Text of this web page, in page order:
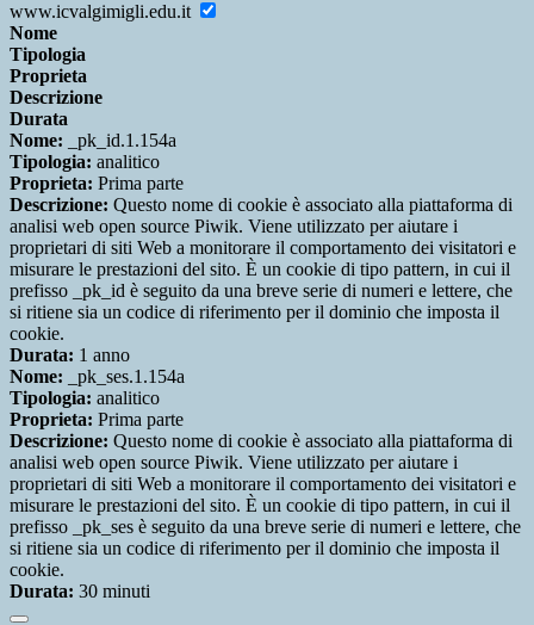
www.icvalgimigli.edu.it
Nome
Tipologia
Proprieta
Descrizione
Durata
Nome: _pk_id.1.154a
Tipologia: analitico
Proprieta: Prima parte
Descrizione: Questo nome di cookie è associato alla piattaforma di
analisi web open source Piwik. Viene utilizzato per aiutare i
proprietari di siti Web a monitorare il comportamento dei visitatori e
misurare le prestazioni del sito. È un cookie di tipo pattern, in cui il
prefisso _pk_id è seguito da una breve serie di numeri e lettere, che
si ritiene sia un codice di riferimento per il dominio che imposta il
cookie.
Durata: 1 anno
Nome: _pk_ses.1.154a
Tipologia: analitico
Proprieta: Prima parte
Descrizione: Questo nome di cookie è associato alla piattaforma di
analisi web open source Piwik. Viene utilizzato per aiutare i
proprietari di siti Web a monitorare il comportamento dei visitatori e
misurare le prestazioni del sito. È un cookie di tipo pattern, in cui il
prefisso _pk_ses è seguito da una breve serie di numeri e lettere, che
si ritiene sia un codice di riferimento per il dominio che imposta il
cookie.
Durata: 30 minuti